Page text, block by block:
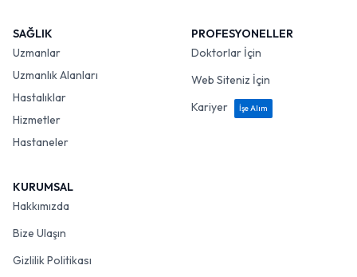
SAĞLIK
Uzmanlar
Uzmanlık Alanları
Hastalıklar
Hizmetler
Hastaneler
PROFESYONELLER
Doktorlar İçin
Web Siteniz İçin
Kariyer
İşe Alım
KURUMSAL
Hakkımızda
Bize Ulaşın
Gizlilik Politikası